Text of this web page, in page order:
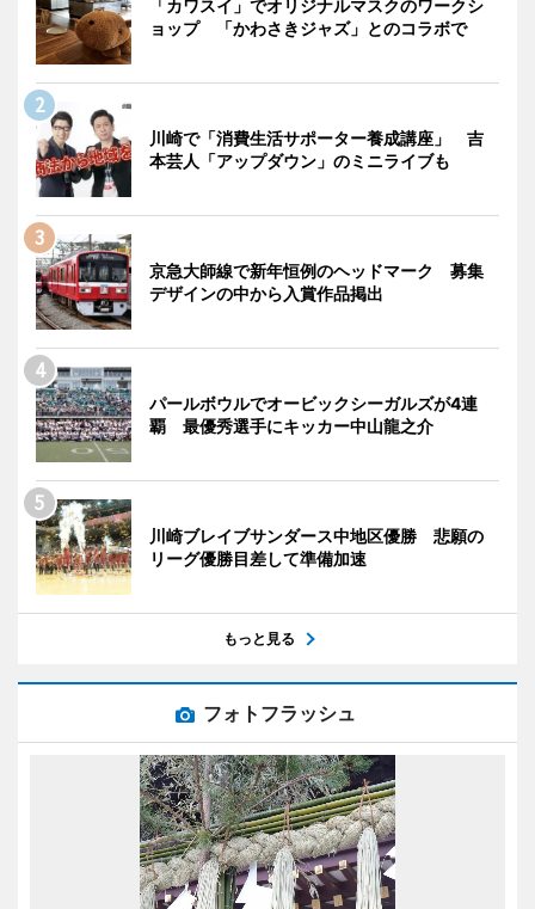
「カワスイ」でオリジナルマスクのワークシ
ョップ 「かわさきジャズ」とのコラボで
川崎で「消費生活サポーター養成講座」 吉
本芸人「アップダウン」のミニライブも
京急大師線で新年恒例のヘッドマーク 募集
デザインの中から入賞作品掲出
パールボウルでオービックシーガルズが4連
覇 最優秀選手にキッカー中山龍之介
川崎ブレイブサンダース中地区優勝 悲願の
リーグ優勝目差して準備加速
もっと見る
フォトフラッシュ